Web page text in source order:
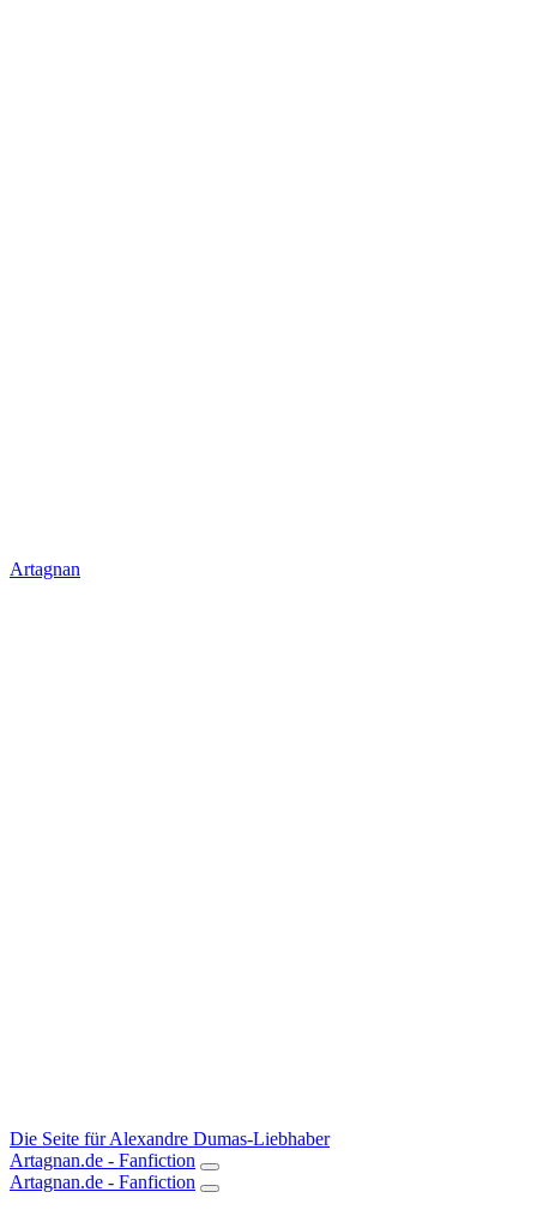
Artagnan
Die Seite für Alexandre Dumas-Liebhaber
Artagnan.de - Fanfiction
Artagnan.de - Fanfiction